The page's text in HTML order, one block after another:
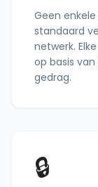
Geen
standaard
netwerk.
op basis
gedrag.
🔒